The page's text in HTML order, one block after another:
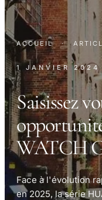
ACCUEIL ·
1 JANVIER 2024
Saisissez
WATCH
Face à l'évolution
en 2025, la série